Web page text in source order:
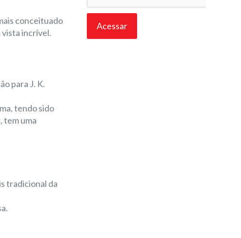
conceituado
incrível.
para J. K.
tendo sido
tem uma
tradicional da